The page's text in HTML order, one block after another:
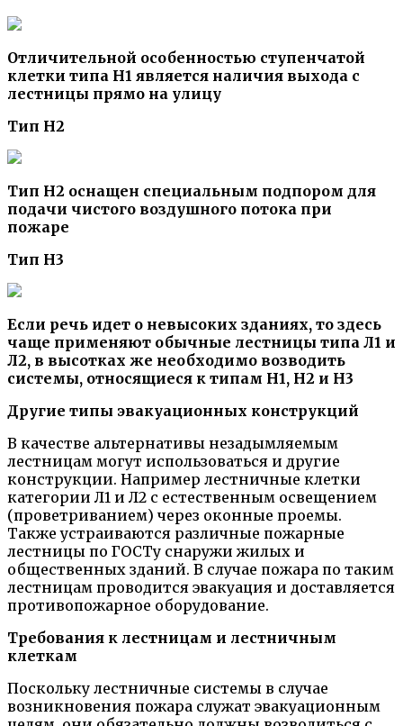
Отличительной особенностью ступенчатой
клетки типа Н1 является наличия выхода с
лестницы прямо на улицу
Тип Н2
Тип Н2 оснащен специальным подпором для
подачи чистого воздушного потока при
пожаре
Тип Н3
Если речь идет о невысоких зданиях, то здесь
чаще применяют обычные лестницы типа Л1 и
Л2, в высотках же необходимо возводить
системы, относящиеся к типам Н1, Н2 и Н3
Другие типы эвакуационных конструкций
В качестве альтернативы незадымляемым
лестницам могут использоваться и другие
конструкции. Например лестничные клетки
категории Л1 и Л2 с естественным освещением
(проветриванием) через оконные проемы.
Также устраиваются различные пожарные
лестницы по ГОСТу снаружи жилых и
общественных зданий. В случае пожара по таким
лестницам проводится эвакуация и доставляется
противопожарное оборудование.
Требования к лестницам и лестничным
клеткам
Поскольку лестничные системы в случае
возникновения пожара служат эвакуационным